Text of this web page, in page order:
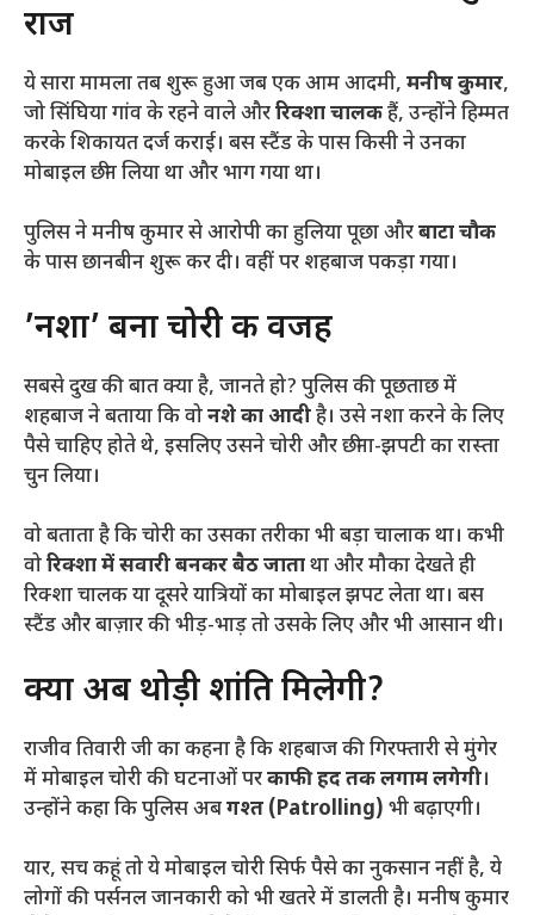
राज
​ये सारा मामला तब शुरू हुआ जब एक आम आदमी, मनीष कुमार,
जो सिंघिया गांव के रहने वाले औररिक्शा चालकहैं, उन्होंने हिम्मत
करके शिकायत दर्ज कराई। बस स्टैंड के पास किसी ने उनका
मोबाइल छीन लिया था और भाग गया था।
​पुलिस ने मनीष कुमार से आरोपी का हुलिया पूछा औरबाटा चौक
के पास छानबीन शुरू कर दी। वहीं पर शहबाज पकड़ा गया।
​’नशा’ बना चोरी की वजह
​सबसे दुख की बात क्या है, जानते हो? पुलिस की पूछताछ में
शहबाज ने बताया कि वोनशे का आदीहै। उसे नशा करने के लिए
पैसे चाहिए होते थे, इसलिए उसने चोरी और छीना-झपटी का रास्ता
चुन लिया।
​वो बताता है कि चोरी का उसका तरीका भी बड़ा चालाक था। कभी
वोरिक्शा में सवारी बनकर बैठ जाताथा और मौका देखते ही
रिक्शा चालक या दूसरे यात्रियों का मोबाइल झपट लेता था। बस
स्टैंड और बाज़ार की भीड़-भाड़ तो उसके लिए और भी आसान थी।
​क्या अब थोड़ी शांति मिलेगी?
​राजीव तिवारी जी का कहना है कि शहबाज की गिरफ्तारी से मुंगेर
में मोबाइल चोरी की घटनाओं परकाफी हद तक लगाम लगेगी।
उन्होंने कहा कि पुलिस अबगश्त (Patrolling) भी बढ़ाएगी।
​यार, सच कहूं तो ये मोबाइल चोरी सिर्फ पैसे का नुकसान नहीं है, ये
लोगों की पर्सनल जानकारी को भी खतरे में डालती है। मनीष कुमार